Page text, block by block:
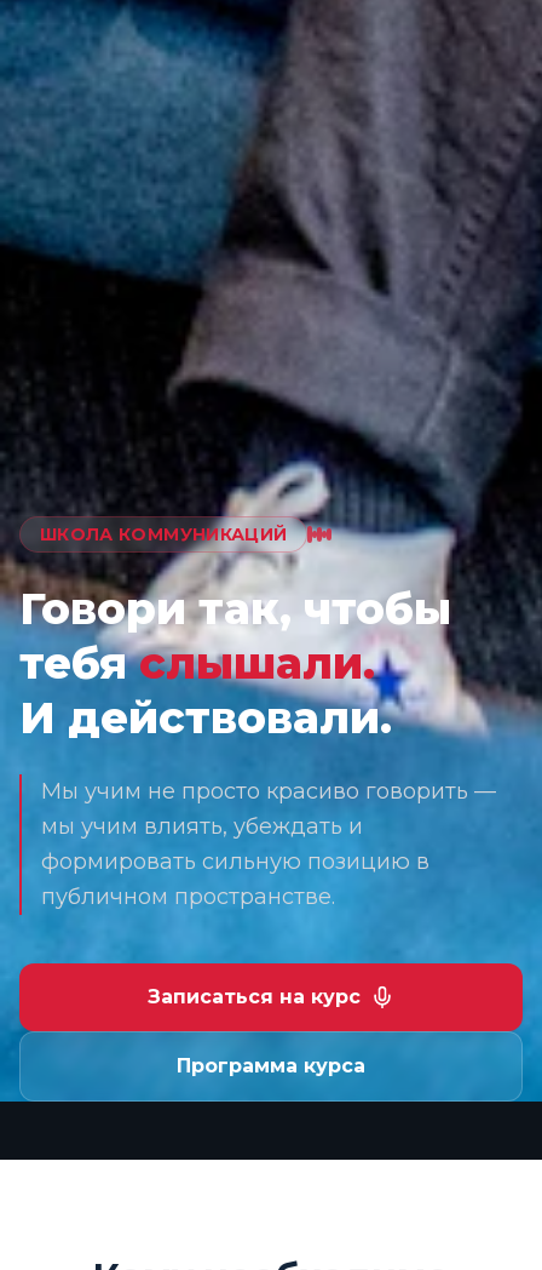
ШКОЛА КОММУНИКАЦИЙ
Говори так, чтобы
тебяслышали.
И действовали.
Мы учим не просто красиво говорить —
мы учим влиять, убеждать и
формировать сильную позицию в
публичном пространстве.
Записаться на курс
Программа курса